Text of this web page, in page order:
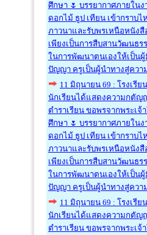
ศึกษา 🌷 บรรยากาศภายใน
ดอกไม้ ธูป เทียน เข้ากราบ
ภาวนาและรับพรเหนือหนังสื
เพียงเป็นการสืบสานวัฒนธ
ในการพัฒนาตนเองให้เป็น
ปัญญา ครูเป็นผู้นำทางสู่ควา
11 มิถุนายน 69 : โรงเรี
นักเรียนได้แสดงความกตัญ
ตำราเรียน ขอพรจากพระเ
ศึกษา 🌷 บรรยากาศภายใน
ดอกไม้ ธูป เทียน เข้ากราบ
ภาวนาและรับพรเหนือหนังสื
เพียงเป็นการสืบสานวัฒนธ
ในการพัฒนาตนเองให้เป็น
ปัญญา ครูเป็นผู้นำทางสู่ควา
11 มิถุนายน 69 : โรงเรี
นักเรียนได้แสดงความกตัญ
ตำราเรียน ขอพรจากพระเ